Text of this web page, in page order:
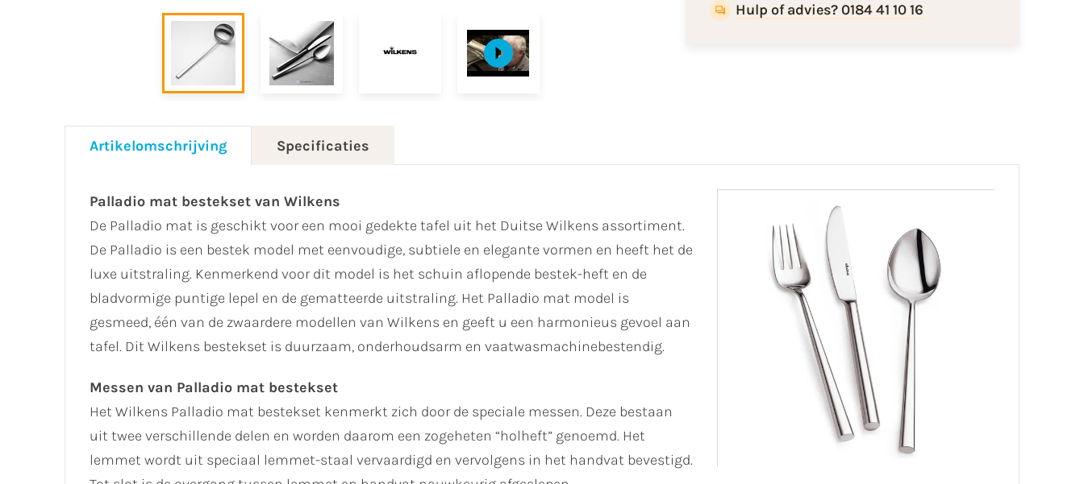
Hulp of advies? 0184 41 10 16
Artikelomschrijving Specificaties
Palladio mat bestekset van Wilkens
De Palladio mat is geschikt voor een mooi gedekte tafel uit het Duitse Wilkens assortiment.
De Palladio is een bestek model met eenvoudige, subtiele en elegante vormen en heeft het de
luxe uitstraling. Kenmerkend voor dit model is het schuin aflopende bestek-heft en de
bladvormige puntige lepel en de gematteerde uitstraling. Het Palladio mat model is
gesmeed, één van de zwaardere modellen van Wilkens en geeft u een harmonieus gevoel aan
tafel. Dit Wilkens bestekset is duurzaam, onderhoudsarm en vaatwasmachinebestendig.
Messen van Palladio mat bestekset
Het Wilkens Palladio mat bestekset kenmerkt zich door de speciale messen. Deze bestaan
uit twee verschillende delen en worden daarom een zogeheten “holheft” genoemd. Het
lemmet wordt uit speciaal lemmet-staal vervaardigd en vervolgens in het handvat bevestigd.